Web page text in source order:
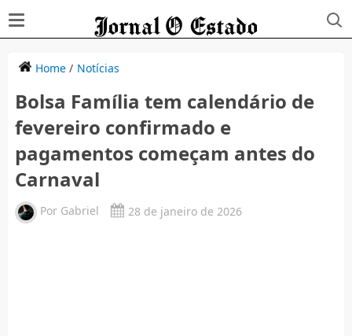
Home/ Notícias
Bolsa Família tem calendário de
fevereiro confirmado e
pagamentos começam antes do
Carnaval
Por Gabriel 28 de janeiro de 2026